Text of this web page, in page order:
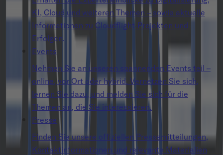
KI, Cloud und weiteren Themen – sowie aktuelle
Informationen zu Cloudflight-Projekten und
Erfolgen.
Events
Nehmen Sie an unseren spannenden Events teil –
online, vor Ort oder hybrid. Vernetzen Sie sich,
lernen Sie dazu, und melden Sie sich für die
Themen an, die Sie interessieren.
Presse
Finden Sie unsere offiziellen Pressemitteilungen,
Kontaktinformationen und relevante Materialien